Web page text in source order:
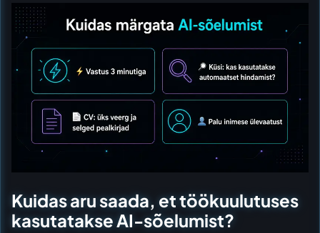
Kuidas aru saada, et töökuulutuses
kasutatakse AI-sõelumist?